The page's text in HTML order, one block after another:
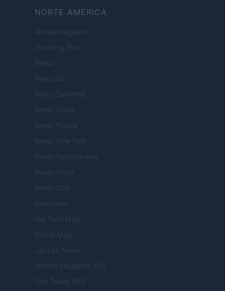
NORTE AMERICA
Womanmagazine
Investing Plus
Newz
Newz US
Newz California
Newz Texas
Newz Florida
Newz New York
Newz Pennsylvania
Newz Illinois
Newz Ohio
Gameland
Hig Tech Mag
Scoop Mag
Lgbtqia News
Motors Magazine 365
Day Travel 365